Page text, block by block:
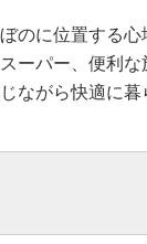
のに位置する
ーパー、便利
ながら快適に暮